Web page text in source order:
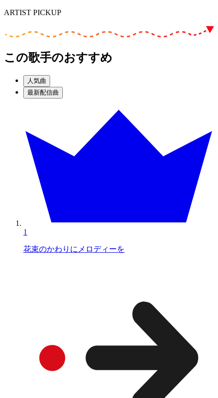
ARTIST PICKUP
この歌手のおすすめ
人気曲
最新配信曲
1
花束のかわりにメロディーを